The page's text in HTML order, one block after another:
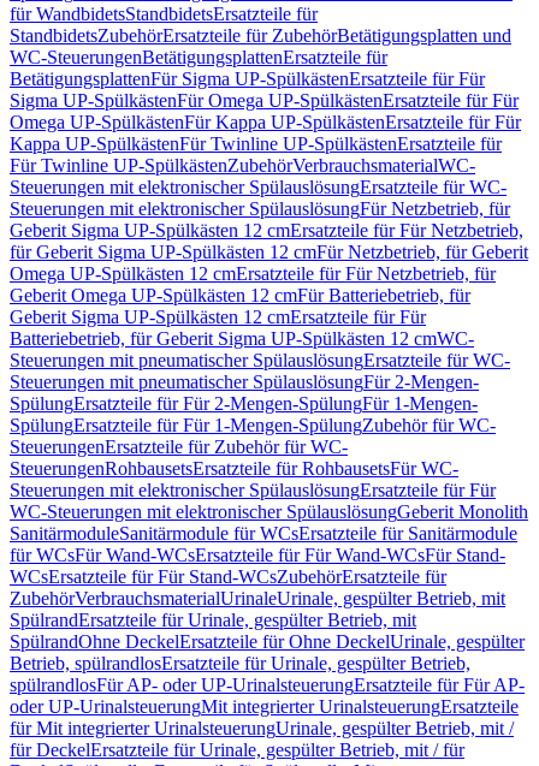
für WandbidetsStandbidetsErsatzteile für
StandbidetsZubehörErsatzteile für ZubehörBetätigungsplatten und
WC-SteuerungenBetätigungsplattenErsatzteile für
BetätigungsplattenFür Sigma UP-SpülkästenErsatzteile für Für
Sigma UP-SpülkästenFür Omega UP-SpülkästenErsatzteile für Für
Omega UP-SpülkästenFür Kappa UP-SpülkästenErsatzteile für Für
Kappa UP-SpülkästenFür Twinline UP-SpülkästenErsatzteile für
Für Twinline UP-SpülkästenZubehörVerbrauchsmaterialWC-
Steuerungen mit elektronischer SpülauslösungErsatzteile für WC-
Steuerungen mit elektronischer SpülauslösungFür Netzbetrieb, für
Geberit Sigma UP-Spülkästen 12 cmErsatzteile für Für Netzbetrieb,
für Geberit Sigma UP-Spülkästen 12 cmFür Netzbetrieb, für Geberit
Omega UP-Spülkästen 12 cmErsatzteile für Für Netzbetrieb, für
Geberit Omega UP-Spülkästen 12 cmFür Batteriebetrieb, für
Geberit Sigma UP-Spülkästen 12 cmErsatzteile für Für
Batteriebetrieb, für Geberit Sigma UP-Spülkästen 12 cmWC-
Steuerungen mit pneumatischer SpülauslösungErsatzteile für WC-
Steuerungen mit pneumatischer SpülauslösungFür 2-Mengen-
SpülungErsatzteile für Für 2-Mengen-SpülungFür 1-Mengen-
SpülungErsatzteile für Für 1-Mengen-SpülungZubehör für WC-
SteuerungenErsatzteile für Zubehör für WC-
SteuerungenRohbausetsErsatzteile für RohbausetsFür WC-
Steuerungen mit elektronischer SpülauslösungErsatzteile für Für
WC-Steuerungen mit elektronischer SpülauslösungGeberit Monolith
SanitärmoduleSanitärmodule für WCsErsatzteile für Sanitärmodule
für WCsFür Wand-WCsErsatzteile für Für Wand-WCsFür Stand-
WCsErsatzteile für Für Stand-WCsZubehörErsatzteile für
ZubehörVerbrauchsmaterialUrinaleUrinale, gespülter Betrieb, mit
SpülrandErsatzteile für Urinale, gespülter Betrieb, mit
SpülrandOhne DeckelErsatzteile für Ohne DeckelUrinale, gespülter
Betrieb, spülrandlosErsatzteile für Urinale, gespülter Betrieb,
spülrandlosFür AP- oder UP-UrinalsteuerungErsatzteile für Für AP-
oder UP-UrinalsteuerungMit integrierter UrinalsteuerungErsatzteile
für Mit integrierter UrinalsteuerungUrinale, gespülter Betrieb, mit /
für DeckelErsatzteile für Urinale, gespülter Betrieb, mit / für